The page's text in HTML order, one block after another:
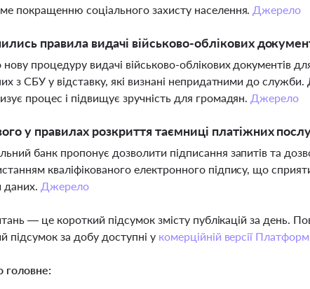
покращенню соціального захисту населення. Джерело
правила видачі військово-облікових
процедуру видачі військово-облікових документів
з СБУ у відставку, які визнані непридатними до
процес і підвищує зручність для громадян. Джерело
у правилах розкриття таємниці платіжних
банк пропонує дозволити підписання запитів та
кваліфікованого електронного підпису, що
даних. Джерело
— це короткий підсумок змісту публікацій за день.
підсумок за добу доступні у комерційній версії
головне: